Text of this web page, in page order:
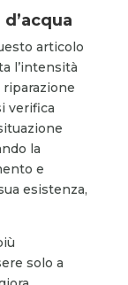
articolo
l’intensità
verifica
la
e
esistenza,
solo a